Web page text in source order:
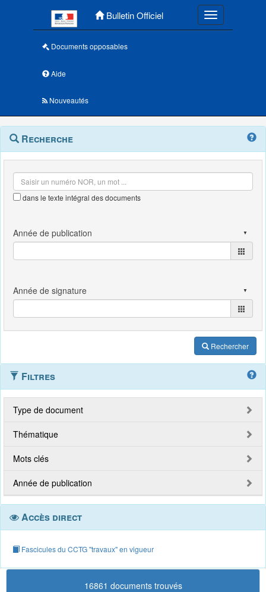
Bulletin Officiel Toggle
Documents opposables
Aide
Nouveautés
Navigation
outils
Menu
contextuel
Recherche
dans le texte intégral des documents
Rechercher
Filtres
Type de document
Thématique
Mots clés
Année de publication
Accès direct
Fascicules du CCTG "travaux" en vigueur
16861 documents trouvés